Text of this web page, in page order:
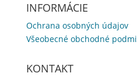
INFORMÁCIE
Ochrana osobných údajov
Všeobecné obchodné
KONTAKT